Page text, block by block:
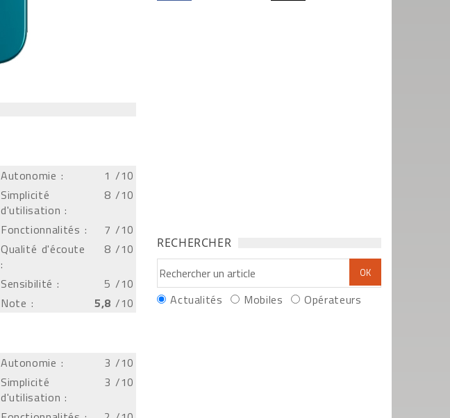
Autonomie : 1 /10
Simplicité
d'utilisation :
8 /10
Fonctionnalités : 7 /10
Qualité d'écoute
:
8 /10
Sensibilité : 5 /10
Note :
5,8 /10
Autonomie : 3 /10
Simplicité
d'utilisation :
3 /10
RECHERCHER
Actualités Mobiles Opérateurs